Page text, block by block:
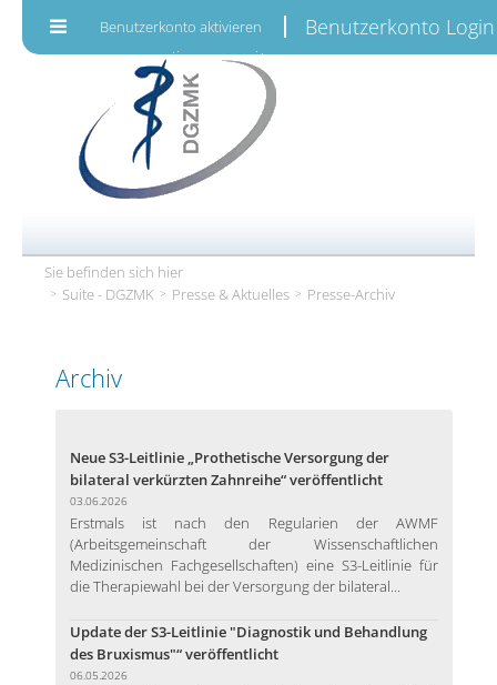
Benutzerkonto aktivieren Benutzerkonto Login
Sie befinden sich hier
Suite - DGZMK
Presse & Aktuelles Presse-Archiv
Archiv
Neue S3-Leitlinie „Prothetische Versorgung der
bilateral verkürzten Zahnreihe“ veröffentlicht
03.06.2026
Erstmals ist nach den Regularien der AWMF
(Arbeitsgemeinschaft der Wissenschaftlichen
Medizinischen Fachgesellschaften) eine S3-Leitlinie für
die Therapiewahl bei der Versorgung der bilateral...
Update der S3-Leitlinie "Diagnostik und Behandlung
des Bruxismus"“ veröffentlicht
06.05.2026